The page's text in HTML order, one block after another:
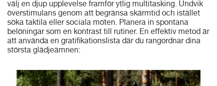
välj en djup upplevelse framför ytlig multitasking. Undvik
överstimulans genom att begränsa skärmtid och istället
söka taktila eller sociala möten. Planera in spontana
belöningar som en kontrast till rutiner. En effektiv metod är
att använda en gratifikationslista där du rangordnar dina
största glädjeämnen: